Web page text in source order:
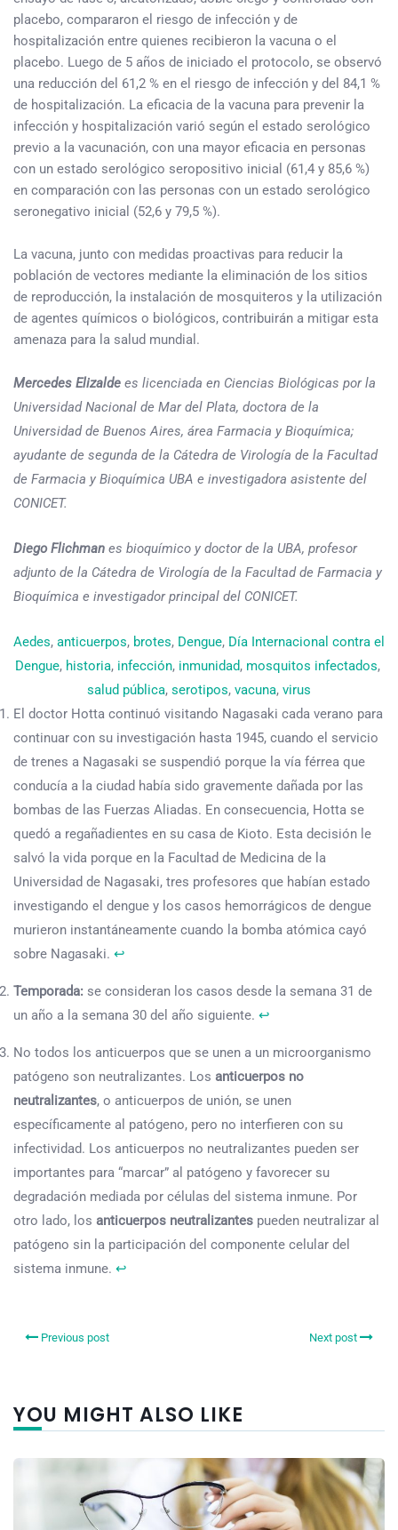
placebo, compararon el riesgo de infección y de
hospitalización entre quienes recibieron la vacuna o el
placebo. Luego de 5 años de iniciado el protocolo, se observó
una reducción del 61,2 % en el riesgo de infección y del 84,1 %
de hospitalización. La eficacia de la vacuna para prevenir la
infección y hospitalización varió según el estado serológico
previo a la vacunación, con una mayor eficacia en personas
con un estado serológico seropositivo inicial (61,4 y 85,6 %)
en comparación con las personas con un estado serológico
seronegativo inicial (52,6 y 79,5 %).
La vacuna, junto con medidas proactivas para reducir la
población de vectores mediante la eliminación de los sitios
de reproducción, la instalación de mosquiteros y la utilización
de agentes químicos o biológicos, contribuirán a mitigar esta
amenaza para la salud mundial.
Mercedes Elizalde es licenciada en Ciencias Biológicas por la
Universidad Nacional de Mar del Plata, doctora de la
Universidad de Buenos Aires, área Farmacia y Bioquímica;
ayudante de segunda de la Cátedra de Virología de la Facultad
de Farmacia y Bioquímica UBA e investigadora asistente del
CONICET.
Diego Flichman es bioquímico y doctor de la UBA, profesor
adjunto de la Cátedra de Virología de la Facultad de Farmacia y
Bioquímica e investigador principal del CONICET.
Aedes, anticuerpos, brotes, Dengue, Día Internacional contra el
Dengue, historia, infección, inmunidad, mosquitos infectados,
salud pública, serotipos, vacuna, virus
El doctor Hotta continuó visitando Nagasaki cada verano para
continuar con su investigación hasta 1945, cuando el servicio
de trenes a Nagasaki se suspendió porque la vía férrea que
conducía a la ciudad había sido gravemente dañada por las
bombas de las Fuerzas Aliadas. En consecuencia, Hotta se
quedó a regañadientes en su casa de Kioto. Esta decisión le
salvó la vida porque en la Facultad de Medicina de la
Universidad de Nagasaki, tres profesores que habían estado
investigando el dengue y los casos hemorrágicos de dengue
murieron instantáneamente cuando la bomba atómica cayó
sobre Nagasaki. ↩︎
Temporada: se consideran los casos desde la semana 31 de
un año a la semana 30 del año siguiente. ↩︎
No todos los anticuerpos que se unen a un microorganismo
patógeno son neutralizantes. Los anticuerpos no
neutralizantes, o anticuerpos de unión, se unen
específicamente al patógeno, pero no interfieren con su
infectividad. Los anticuerpos no neutralizantes pueden ser
importantes para “marcar” al patógeno y favorecer su
degradación mediada por células del sistema inmune. Por
otro lado, los anticuerpos neutralizantes pueden neutralizar al
patógeno sin la participación del componente celular del
sistema inmune. ↩︎
Previous post Next post
YOU MIGHT ALSO LIKE